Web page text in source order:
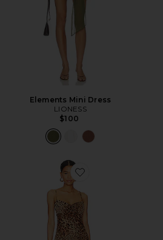
Elements Mini Dress
LIONESS
$100
Favorite Dex Mini Dress